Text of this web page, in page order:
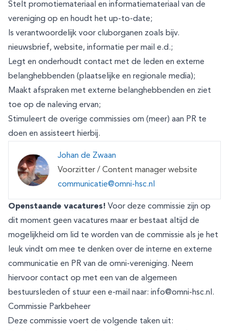
Stelt promotiemateriaal en informatiemateriaal van de
vereniging op en houdt het up-to-date;
Is verantwoordelijk voor cluborganen zoals bijv.
nieuwsbrief, website, informatie per mail e.d.;
Legt en onderhoudt contact met de leden en externe
belanghebbenden (plaatselijke en regionale media);
Maakt afspraken met externe belanghebbenden en ziet
toe op de naleving ervan;
Stimuleert de overige commissies om (meer) aan PR te
doen en assisteert hierbij.
Johan de Zwaan
Voorzitter / Content manager website
communicatie@omni-hsc.nl
Openstaande vacatures! Voor deze commissie zijn op
dit moment geen vacatures maar er bestaat altijd de
mogelijkheid om lid te worden van de commissie als je het
leuk vindt om mee te denken over de interne en externe
communicatie en PR van de omni-vereniging. Neem
hiervoor contact op met een van de algemeen
bestuursleden of stuur een e-mail naar: info@omni-hsc.nl .
Commissie Parkbeheer
Deze commissie voert de volgende taken uit: